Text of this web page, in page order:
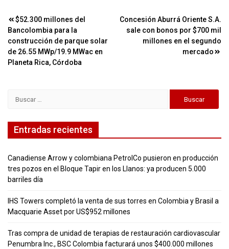
Navegación
de
entradas
$52.300 millones del
Bancolombia para la
construcción de parque solar
de 26.55 MWp/19.9 MWac en
Planeta Rica, Córdoba
Concesión Aburrá Oriente S.A.
sale con bonos por $700 mil
millones en el segundo
mercado
Entradas recientes
Canadiense Arrow y colombiana PetrolCo pusieron en producción
tres pozos en el Bloque Tapir en los Llanos: ya producen 5.000
barriles día
IHS Towers completó la venta de sus torres en Colombia y Brasil a
Macquarie Asset por US$952 millones
Tras compra de unidad de terapias de restauración cardiovascular
Penumbra Inc., BSC Colombia facturará unos $400.000 millones